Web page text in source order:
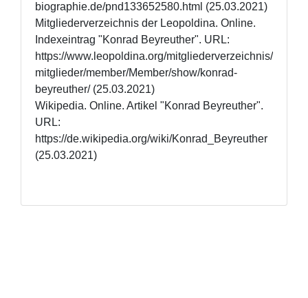
biographie.de/pnd133652580.html (25.03.2021)
Mitgliederverzeichnis der Leopoldina. Online.
Indexeintrag "Konrad Beyreuther". URL:
https://www.leopoldina.org/mitgliederverzeichnis/
mitglieder/member/Member/show/konrad-
beyreuther/ (25.03.2021)
Wikipedia. Online. Artikel "Konrad Beyreuther".
URL:
https://de.wikipedia.org/wiki/Konrad_Beyreuther
(25.03.2021)